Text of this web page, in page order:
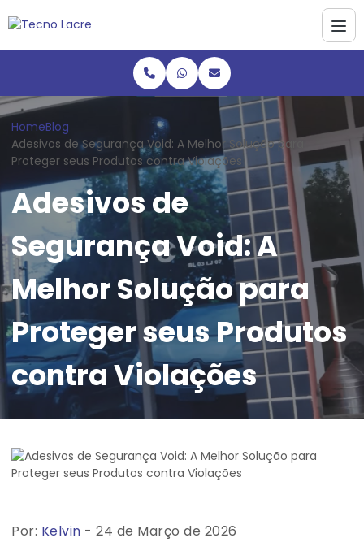
HomeBlog
Adesivos de Segurança Void: A Melhor Solução para
Proteger seus Produtos contra Violações
Adesivos de
Segurança Void: A
Melhor Solução para
Proteger seus Produtos
contra Violações
Por: Kelvin - 24 de Março de 2026